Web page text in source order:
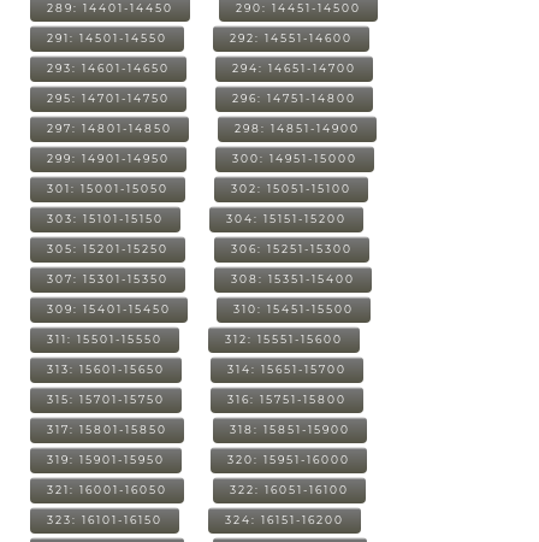
289: 14401-14450 290: 14451-14500
291: 14501-14550 292: 14551-14600
293: 14601-14650 294: 14651-14700
295: 14701-14750 296: 14751-14800
297: 14801-14850 298: 14851-14900
299: 14901-14950 300: 14951-15000
301: 15001-15050 302: 15051-15100
303: 15101-15150 304: 15151-15200
305: 15201-15250 306: 15251-15300
307: 15301-15350 308: 15351-15400
309: 15401-15450 310: 15451-15500
311: 15501-15550 312: 15551-15600
313: 15601-15650 314: 15651-15700
315: 15701-15750 316: 15751-15800
317: 15801-15850 318: 15851-15900
319: 15901-15950 320: 15951-16000
321: 16001-16050 322: 16051-16100
323: 16101-16150 324: 16151-16200